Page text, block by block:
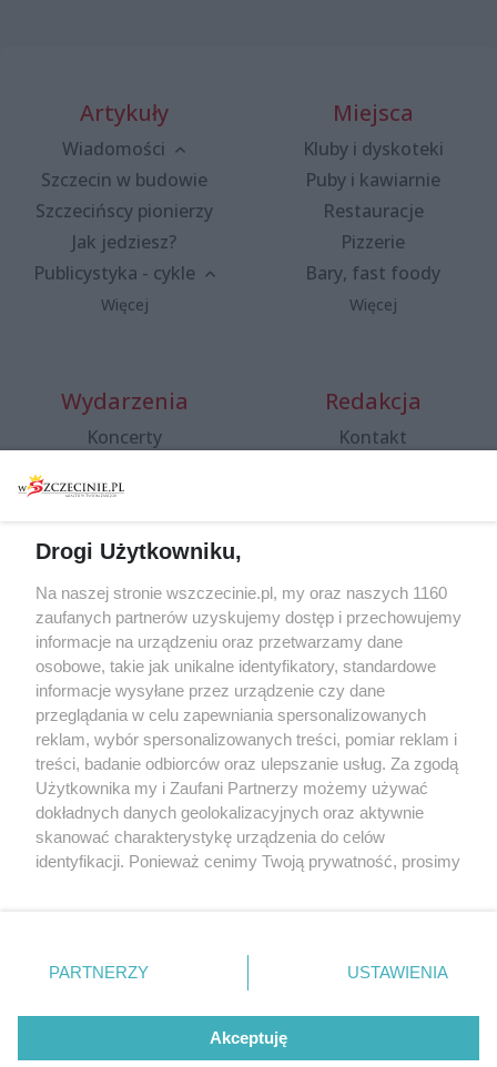
Artykuły
Wiadomości
Szczecin w budowie
Szczecińscy pionierzy
Jak jedziesz?
Publicystyka - cykle
Więcej
Miejsca
Kluby i dyskoteki
Puby i kawiarnie
Restauracje
Pizzerie
Bary, fast foody
Więcej
Wydarzenia
Koncerty
Spacery i oprowadzania
targi
Wernisaże
Więcej
Redakcja
Kontakt
Specjalny koncert z okazji
20. urodzin portalu
wSzczecinie.pl
Regulamin konkursów
śniadaniówka "Hej
Szczecin! Jest piątek!"
Partnerzy
Praca Szczecin
© 2026 wSzczecinie.pl
Created by GOD
Drogi Użytkowniku,
Na naszej stronie wszczecinie.pl, my oraz naszych 1160
zaufanych partnerów uzyskujemy dostęp i przechowujemy
informacje na urządzeniu oraz przetwarzamy dane
osobowe, takie jak unikalne identyfikatory, standardowe
informacje wysyłane przez urządzenie czy dane
przeglądania w celu zapewniania spersonalizowanych
reklam, wybór spersonalizowanych treści, pomiar reklam i
treści, badanie odbiorców oraz ulepszanie usług. Za zgodą
Użytkownika my i Zaufani Partnerzy możemy używać
dokładnych danych geolokalizacyjnych oraz aktywnie
skanować charakterystykę urządzenia do celów
identyfikacji. Ponieważ cenimy Twoją prywatność, prosimy
prywatności znajdujący się w lewym dolnym rogu strony
. Niektóre rodzaje przetwarzania danych nie wymagają
takiemu przetwarzaniu. Preferencje będą miały
zastosowania tylko na tej witrynie.
PARTNERZY USTAWIENIA
Akceptuję